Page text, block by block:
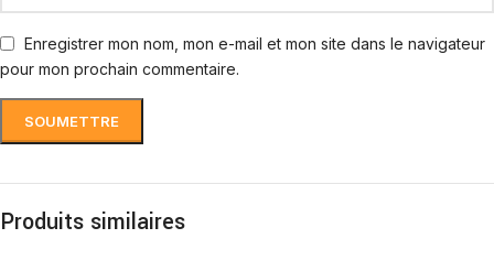
Enregistrer mon nom, mon e-mail et mon site dans le navigateur
pour mon prochain commentaire.
Produits similaires